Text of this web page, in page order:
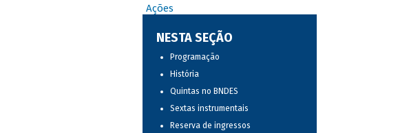
Ações
NESTA SEÇÃO
Programação
História
Quintas no BNDES
Sextas instrumentais
Reserva de ingressos